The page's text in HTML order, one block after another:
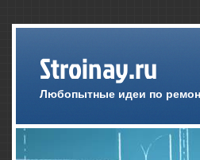
Stroinay.ru
Любопытные идеи по